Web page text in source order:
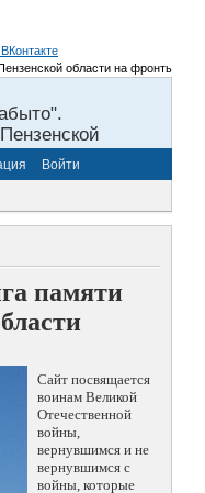
области на фронты
Войти
памяти
Сайт посвящается
воинам Великой
Отечественной
войны,
вернувшимся и не
вернувшимся с
войны, которые